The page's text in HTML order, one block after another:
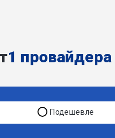
1 провайдера
Подешевле